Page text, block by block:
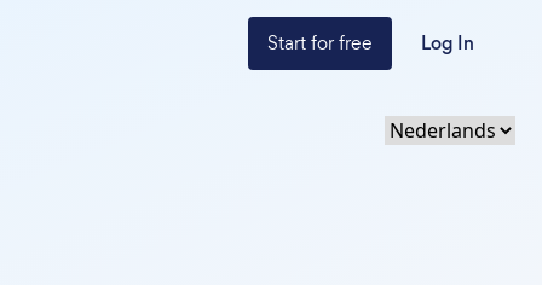
Start for free Log In